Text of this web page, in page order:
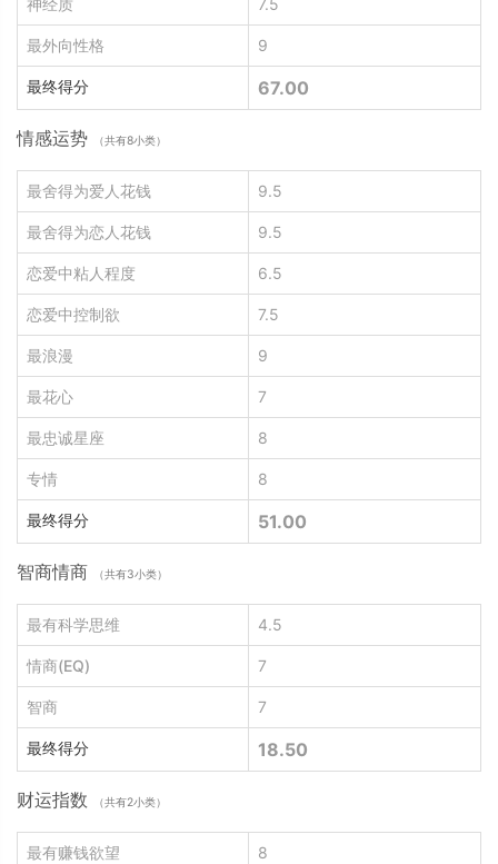
神经质 7.5
最外向性格 9
最终得分 67.00
情感运势 （共有8小类）
最舍得为爱人花钱 9.5
最舍得为恋人花钱 9.5
恋爱中粘人程度 6.5
恋爱中控制欲 7.5
最浪漫 9
最花心 7
最忠诚星座 8
专情 8
最终得分 51.00
智商情商 （共有3小类）
最有科学思维 4.5
情商(EQ) 7
智商 7
最终得分 18.50
财运指数 （共有2小类）
最有赚钱欲望 8